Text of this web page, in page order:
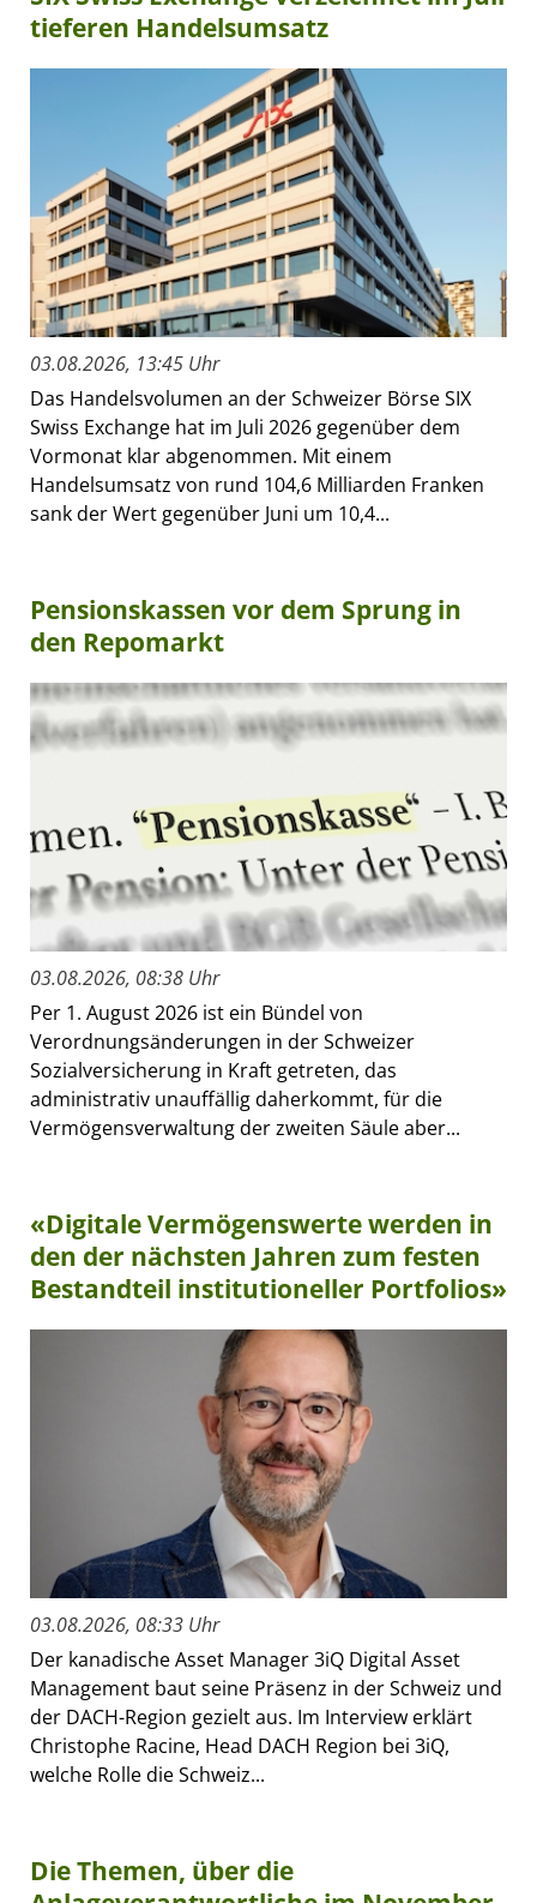
tieferen Handelsumsatz
03.08.2026, 13:45 Uhr
Das Handelsvolumen an der Schweizer Börse SIX
Swiss Exchange hat im Juli 2026 gegenüber dem
Vormonat klar abgenommen. Mit einem
Handelsumsatz von rund 104,6 Milliarden Franken
sank der Wert gegenüber Juni um 10,4...
Pensionskassen vor dem Sprung in
den Repomarkt
03.08.2026, 08:38 Uhr
Per 1. August 2026 ist ein Bündel von
Verordnungsänderungen in der Schweizer
Sozialversicherung in Kraft getreten, das
administrativ unauffällig daherkommt, für die
Vermögensverwaltung der zweiten Säule aber...
«Digitale Vermögenswerte werden in
den der nächsten Jahren zum festen
Bestandteil institutioneller Portfolios»
03.08.2026, 08:33 Uhr
Der kanadische Asset Manager 3iQ Digital Asset
Management baut seine Präsenz in der Schweiz und
der DACH-Region gezielt aus. Im Interview erklärt
Christophe Racine, Head DACH Region bei 3iQ,
welche Rolle die Schweiz...
Die Themen, über die